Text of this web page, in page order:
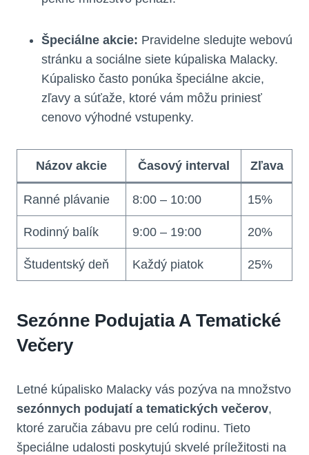
Špeciálne akcie: Pravidelne sledujte webovú
stránku a sociálne siete kúpaliska Malacky.
Kúpalisko často ponúka špeciálne akcie,
zľavy a súťaže, ktoré vám môžu priniesť
cenovo výhodné vstupenky.
Názov akcie Časový interval Zľava
Ranné plávanie 8:00 – 10:00 15%
Rodinný balík 9:00 – 19:00 20%
Študentský deň Každý piatok 25%
Sezónne Podujatia A Tematické
Večery
Letné kúpalisko Malacky vás pozýva na množstvo
sezónnych podujatí a tematických večerov,
ktoré zaručia zábavu pre celú rodinu. Tieto
špeciálne udalosti poskytujú skvelé príležitosti na